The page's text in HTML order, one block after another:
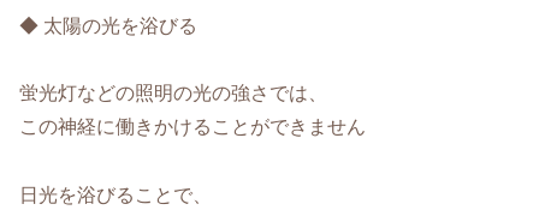
◆ 太陽の光を浴びる
蛍光灯などの照明の光の強さでは、
この神経に働きかけることができません
日光を浴びることで、